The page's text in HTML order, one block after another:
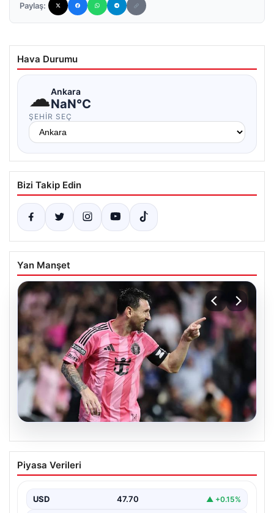
Paylaş:
Hava Durumu
☁Ankara
NaN°C
ŞEHIR SEÇ
Bizi Takip Edin
Yan Manşet
06.08.2026
Dünya Kupası rüzgârı sürüyor: Messi
Inter Miami’nin geri dönüşünü başlattı
karşısında geriye düştüğü bir mücadelede sahadan…
Piyasa Verileri
USD 47.70 ▲ +0.15%